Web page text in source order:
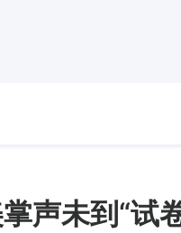
声未到“试